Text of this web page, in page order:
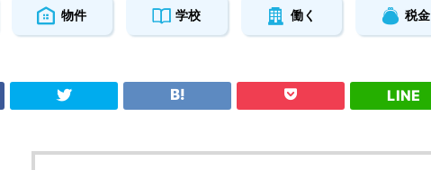
物件 学校 働く 税金
LINE